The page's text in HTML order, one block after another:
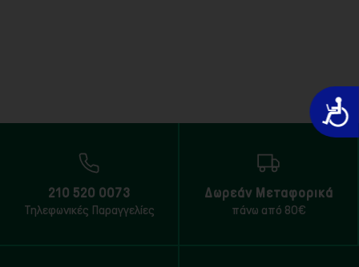
210 520 0073
Τηλεφωνικές Παραγγελίες
Δωρεάν Μεταφορικά
πάνω από 80€